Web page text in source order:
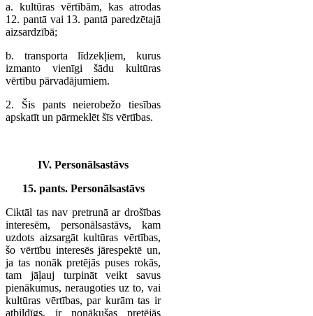
a. kultūras vērtībām, kas atrodas
12. pantā vai 13. pantā paredzētajā
aizsardzībā;
b. transporta līdzekļiem, kurus
izmanto vienīgi šādu kultūras
vērtību pārvadājumiem.
2. Šis pants neierobežo tiesības
apskatīt un pārmeklēt šīs vērtības.
IV. Personālsastāvs
15. pants. Personālsastāvs
Ciktāl tas nav pretrunā ar drošības
interesēm, personālsastāvs, kam
uzdots aizsargāt kultūras vērtības,
šo vērtību interesēs jārespektē un,
ja tas nonāk pretējās puses rokās,
tam jāļauj turpināt veikt savus
pienākumus, neraugoties uz to, vai
kultūras vērtības, par kurām tas ir
atbildīgs, ir nonākušas pretējās